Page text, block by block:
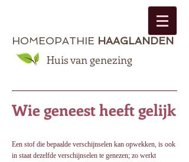
HOMEOPATHIE HAAGLANDEN
Huis van genezing
Wie geneest heeft gelijk
Een stof die bepaalde verschijnselen kan opwekken, is ook
in staat dezelfde verschijnselen te genezen; zo werkt